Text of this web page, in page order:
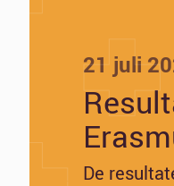
21 juli
De